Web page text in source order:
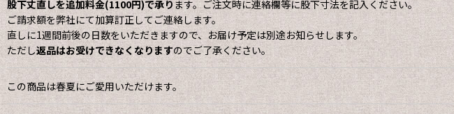
股下丈直しを追加料金(1100円)で承り ます。ご注文時に連絡欄等に股下寸法を記入ください。
ご請求額を弊社にて加算訂正してご連絡します。
直しに1週間前後の日数をいただきますので、お届け予定は別途お知らせします。
ただし返品はお受けできなくなりますのでご了承ください。
この商品は春夏にご愛用いただけます。